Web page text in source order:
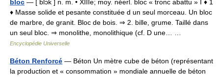
bloc — [ blɔk ] n. m. • XIIIe; moy. néerl. bloc « tronc abattu » I ♦ 1
♦ Masse solide et pesante constituée d un seul morceau. Un bloc
de marbre, de granit. Bloc de bois. ⇒ 2. bille, grume. Taillé dans
un seul bloc. ⇒ monolithe, monolithique (cf. D une… …
Encyclopédie Universelle
Béton Renforcé — Béton Un mètre cube de béton (représentant
la production et « consommation » mondiale annuelle de béton